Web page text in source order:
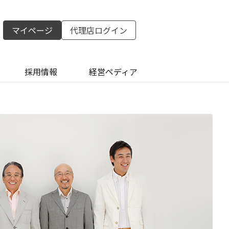
採用情報 経営ペディア
マイページ 代理店ログイン